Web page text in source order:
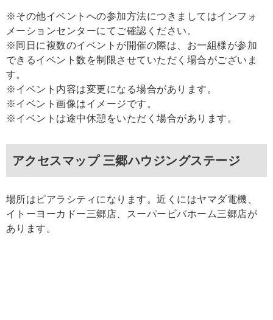
※その他イベントへの参加方法につきましてはインフォ
メーションセンターにてご確認ください。
※同日に複数のイベントが開催の際は、お一組様が参加
できるイベント数を制限させていただく場合がございま
す。
※イベント内容は変更になる場合があります。
※イベント画像はイメージです。
※イベントは途中休憩をいただく場合があります。
アクセスマップ 三郷ハウジングステージ
場所はピアラシティになります。近くにはヤマダ電機、
イトーヨーカドー三郷店、スーパービバホーム三郷店が
あります。